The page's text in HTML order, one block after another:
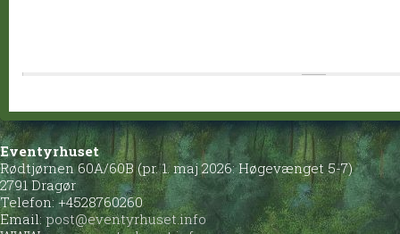
Eventyrhuset
Rødtjørnen 60A/60B (pr. 1. maj 2026: Høgevænget 5-7)
2791 Dragør
Telefon: +4528760260
Email:post@eventyrhuset.info